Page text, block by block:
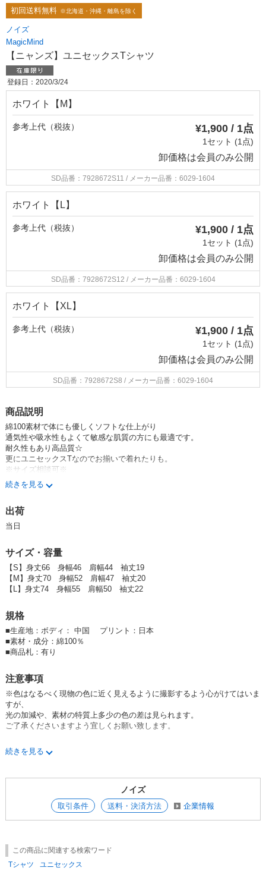
初回送料無料 ※北海道・沖縄・離島を除く
ノイズ
MagicMind
【ニャンズ】ユニセックスTシャツ
登録日：2020/3/24
ホワイト【M】
参考上代（税抜） ¥1,900 / 1点
1セット (1点)
卸価格は会員のみ公開
SD品番：7928672S11 / メーカー品番：6029-1604
ホワイト【L】
参考上代（税抜） ¥1,900 / 1点
1セット (1点)
卸価格は会員のみ公開
SD品番：7928672S12 / メーカー品番：6029-1604
ホワイト【XL】
参考上代（税抜） ¥1,900 / 1点
1セット (1点)
卸価格は会員のみ公開
SD品番：7928672S8 / メーカー品番：6029-1604
商品説明
綿100素材で体にも優しくソフトな仕上がり
通気性や吸水性もよくて敏感な肌質の方にも最適です。
耐久性もあり高品質☆
更にユニセックスTなのでお揃いで着れたりも。
※サイズ相談可※
プリントはマジックマインドオリジナル☆
尚、こちらの
な くなり次第
続きを見る
出荷
当日
サイズ・容量
【S】身丈66 身幅46 肩幅44 袖丈19
【M】身丈70 身幅52 肩幅47 袖丈20
【L】身丈74 身幅55 肩幅50 袖丈22
規格
■生産地：ボディ： 中国 プリント：日本
■素材・成分：綿100％
■商品札：有り
注意事項
※色はなるべく現物の色に近く見えるように撮影するよう心がけてはいま
すが、
光の加減や、素材の特質上多少の色の差は見られます。
ご了承くださいますよう宜しくお願い致します。
■商品について
御注文が集中した場合、更新のズレなどが生じ在庫切れとなる場合がござ
・大口ご希望のお客様や在庫数量がない場合等は直接ご連絡下さい。
■タグについて
一部商品無地のタグとなっております。
品番・素材など記載されておりませんのでご了承下さい。
■不良品返品について
・【必ず】お電話またはメッセージBOXにてご連絡下さい。
・【佐川急便】で着払いにてご返送下さい。
続きを見る
ノイズ
取引条件 送料・決済方法 企業情報
この商品に関連する検索ワード
Tシャツ
ユニセックス